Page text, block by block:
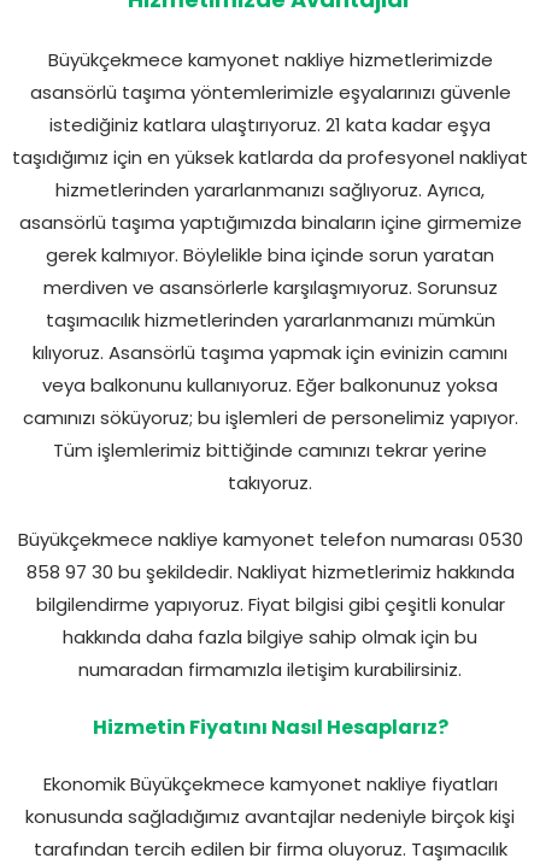
Büyükçekmece kamyonet nakliye hizmetlerimizde
asansörlü taşıma yöntemlerimizle eşyalarınızı güvenle
istediğiniz katlara ulaştırıyoruz. 21 kata kadar eşya
taşıdığımız için en yüksek katlarda da profesyonel nakliyat
hizmetlerinden yararlanmanızı sağlıyoruz. Ayrıca,
asansörlü taşıma yaptığımızda binaların içine girmemize
gerek kalmıyor. Böylelikle bina içinde sorun yaratan
merdiven ve asansörlerle karşılaşmıyoruz. Sorunsuz
taşımacılık hizmetlerinden yararlanmanızı mümkün
kılıyoruz. Asansörlü taşıma yapmak için evinizin camını
veya balkonunu kullanıyoruz. Eğer balkonunuz yoksa
camınızı söküyoruz; bu işlemleri de personelimiz yapıyor.
Tüm işlemlerimiz bittiğinde camınızı tekrar yerine
takıyoruz.
Büyükçekmece nakliye kamyonet telefon numarası 0530
858 97 30 bu şekildedir. Nakliyat hizmetlerimiz hakkında
bilgilendirme yapıyoruz. Fiyat bilgisi gibi çeşitli konular
hakkında daha fazla bilgiye sahip olmak için bu
numaradan firmamızla iletişim kurabilirsiniz.
Hizmetin Fiyatını Nasıl Hesaplarız?
Ekonomik Büyükçekmece kamyonet nakliye fiyatları
konusunda sağladığımız avantajlar nedeniyle birçok kişi
tarafından tercih edilen bir firma oluyoruz. Taşımacılık